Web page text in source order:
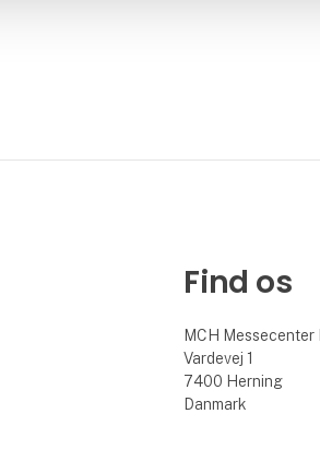
Find os
MCH Messecenter
Vardevej 1
7400 Herning
Danmark